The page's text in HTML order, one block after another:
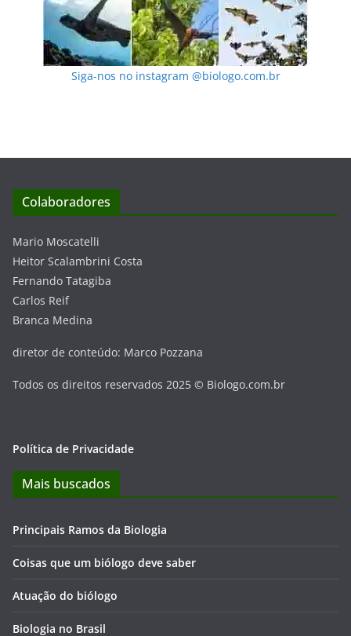
Siga-nos no instagram @biologo.com.br
Colaboradores
Mario Moscatelli
Heitor Scalambrini Costa
Fernando Tatagiba
Carlos Reif
Branca Medina
diretor de conteúdo: Marco Pozzana
Todos os direitos reservados 2025 © Biologo.com.br
Política de Privacidade
Mais buscados
Principais Ramos da Biologia
Coisas que um biólogo deve saber
Atuação do biólogo
Biologia no Brasil